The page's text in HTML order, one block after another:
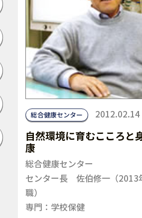
総合健康センター 2012.02.14
自然環境に育むこころと
康
総合健康センター
センター長 佐伯修一（2013
職）
専門：学校保健